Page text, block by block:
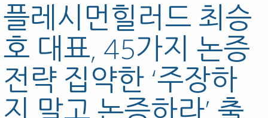
플레시먼힐러드 최승
호 대표, 45가지 논증
전략 집약한 ‘주장하
지 말고 논증하라’ 출